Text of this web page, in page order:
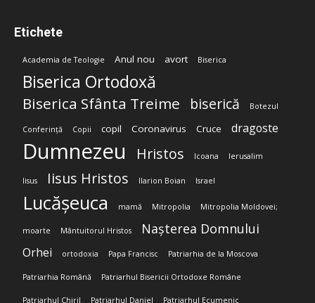
Etichete
Academia de Teologie Anul nou avort Biserica
Biserica Ortodoxă
Biserica Sfânta Treime biserică Botezul
Conferință Copii copil Coronavirus Cruce dragoste
Dumnezeu Hristos Icoana Ierusalim
Iisus Iisus Hristos Ilarion Boian Israel
Lucășeuca mamă Mitropolia Mitropolia Moldovei;
moarte Mântuitorul Hristos Nașterea Domnului
Orhei ortodoxia Papa Francisc Patriarhia de la Moscova
Patriarhia Română Patriarhul Bisericii Ortodoxe Române
Patriarhul Chiril Patriarhul Daniel Patriarhul Ecumenic